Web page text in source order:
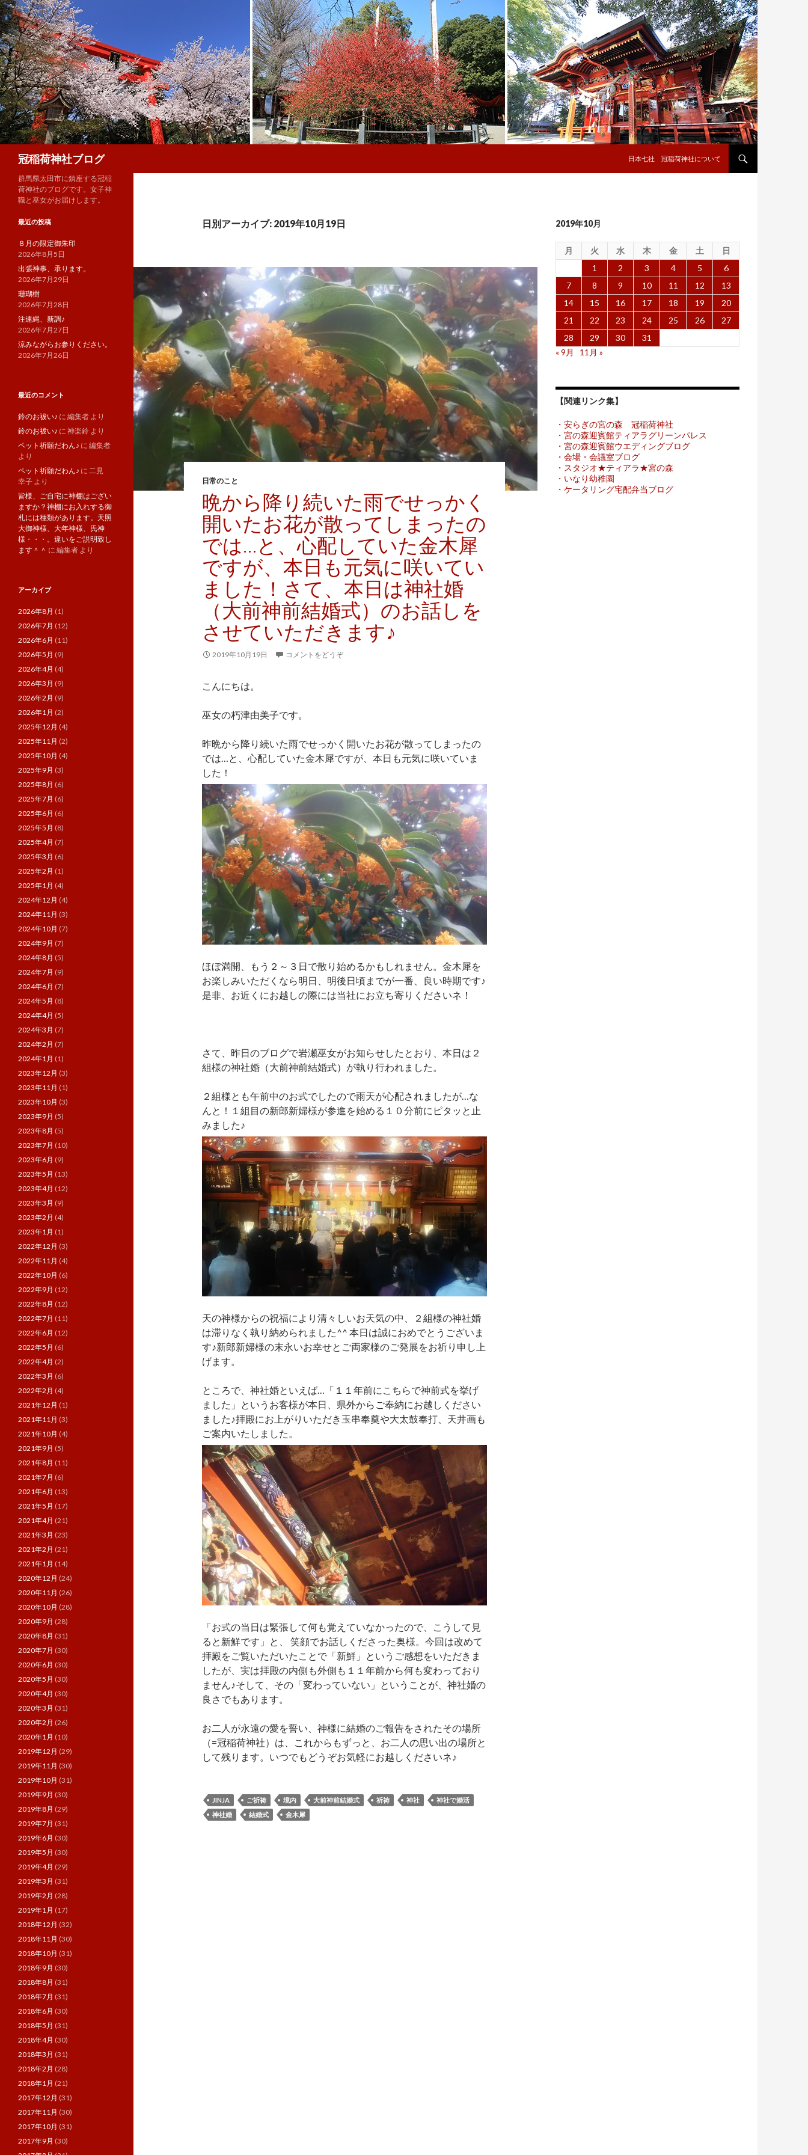
冠稲荷神社ブログ
日本七社 冠稲荷神社について
日別アーカイブ: 2019年10月19日
日常のこと
晩から降り続いた雨でせっかく
開いたお花が散ってしまったの
では…と、心配していた金木犀
ですが、本日も元気に咲いてい
ました！さて、本日は神社婚
（大前神前結婚式）のお話しを
させていただきます♪
2019年10月19日 コメントをどうぞ
こんにちは。
巫女の朽津由美子です。
昨晩から降り続いた雨でせっかく開いたお花が散ってしまったの
では…と、心配していた金木犀ですが、本日も元気に咲いていま
した！
ほぼ満開、もう２～３日で散り始めるかもしれません。金木犀を
お楽しみいただくなら明日、明後日頃までが一番、良い時期です♪
是非、お近くにお越しの際には当社にお立ち寄りくださいネ！
さて、昨日のブログで岩瀬巫女がお知らせしたとおり、本日は２
組様の神社婚（大前神前結婚式）が執り行われました。
２組様とも午前中のお式でしたので雨天が心配されましたが…な
んと！１組目の新郎新婦様が参進を始める１０分前にピタッと止
みました♪
天の神様からの祝福により清々しいお天気の中、２組様の神社婚
は滞りなく執り納められました^^ 本日は誠におめでとうございま
す♪新郎新婦様の末永いお幸せとご両家様のご発展をお祈り申し上
げます。
ところで、神社婚といえば…「１１年前にこちらで神前式を挙げ
ました」というお客様が本日、県外からご奉納にお越しください
ました♪拝殿にお上がりいただき玉串奉奠や大太鼓奉打、天井画も
ご案内いたしました。
「お式の当日は緊張して何も覚えていなかったので、こうして見
ると新鮮です」と、 笑顔でお話しくださった奥様。今回は改めて
拝殿をご覧いただいたことで「新鮮」というご感想をいただきま
したが、実は拝殿の内側も外側も１１年前から何も変わっており
ません♪そして、その「変わっていない」ということが、神社婚の
良さでもあります。
お二人が永遠の愛を誓い、神様に結婚のご報告をされたその場所
（=冠稲荷神社）は、これからもずっと、お二人の思い出の場所と
して残ります。いつでもどうぞお気軽にお越しくださいネ♪
JINJA ご祈祷 境内 大前神前結婚式 祈祷 神社
神社で婚活
神社婚
結婚式 金木犀
2019年10月
月 火 水 木 金 土
日
1
2 3 4 5
6
7
8 9 10 11 12
13
14
15 16 17 18 19
20
21
22 23 24 25 26
27
28
29 30
31
« 9月
11月 »
【関連リンク集】
・安らぎの宮の森 冠稲荷神社
・宮の森迎賓館ティアラグリーンパレス
・宮の森迎賓館ウエディングブログ
・会場・会議室ブログ
・スタジオ★ティアラ★宮の森
・いなり幼稚園
・ケータリング宅配弁当ブログ
群馬県太田市に鎮座する冠稲
荷神社のブログです。女子神
職と巫女がお届けします。
最近の投稿
８月の限定御朱印
2026年8月5日
出張神事、承ります。
2026年7月29日
珊瑚樹
2026年7月28日
注連縄、新調♪
2026年7月27日
涼みながらお参りください。
2026年7月26日
最近のコメント
鈴のお祓い♪ に 編集者 より
鈴のお祓い♪ に 神楽鈴 より
ペット祈願だわん♪ に 編集者
より
ペット祈願だわん♪ に 二見
幸子 より
皆様、ご自宅に神棚はござい
ますか？神棚にお入れする御
札には種類があります。天照
大御神様、大年神様、氏神
様・・・。違いをご説明致し
ます＾＾ に 編集者 より
アーカイブ
2026年8月 (1)
2026年7月 (12)
2026年6月 (11)
2026年5月 (9)
2026年4月 (4)
2026年3月 (9)
2026年2月 (9)
2026年1月 (2)
2025年12月 (4)
2025年11月 (2)
2025年10月 (4)
2025年9月 (3)
2025年8月 (6)
2025年7月 (6)
2025年6月 (6)
2025年5月 (8)
2025年4月 (7)
2025年3月 (6)
2025年2月 (1)
2025年1月 (4)
2024年12月 (4)
2024年11月 (3)
2024年10月 (7)
2024年9月 (7)
2024年8月 (5)
2024年7月 (9)
2024年6月 (7)
2024年5月 (8)
2024年4月 (5)
2024年3月 (7)
2024年2月 (7)
2024年1月 (1)
2023年12月 (3)
2023年11月 (1)
2023年10月 (3)
2023年9月 (5)
2023年8月 (5)
2023年7月 (10)
2023年6月 (9)
2023年5月 (13)
2023年4月 (12)
2023年3月 (9)
2023年2月 (4)
2023年1月 (1)
2022年12月 (3)
2022年11月 (4)
2022年10月 (6)
2022年9月 (12)
2022年8月 (12)
2022年7月 (11)
2022年6月 (12)
2022年5月 (6)
2022年4月 (2)
2022年3月 (6)
2022年2月 (4)
2021年12月 (1)
2021年11月 (3)
2021年10月 (4)
2021年9月 (5)
2021年8月 (11)
2021年7月 (6)
2021年6月 (13)
2021年5月 (17)
2021年4月 (21)
2021年3月 (23)
2021年2月 (21)
2021年1月 (14)
2020年12月 (24)
2020年11月 (26)
2020年10月 (28)
2020年9月 (28)
2020年8月 (31)
2020年7月 (30)
2020年6月 (30)
2020年5月 (30)
2020年4月 (30)
2020年3月 (31)
2020年2月 (26)
2020年1月 (10)
2019年12月 (29)
2019年11月 (30)
2019年10月 (31)
2019年9月 (30)
2019年8月 (29)
2019年7月 (31)
2019年6月 (30)
2019年5月 (30)
2019年4月 (29)
2019年3月 (31)
2019年2月 (28)
2019年1月 (17)
2018年12月 (32)
2018年11月 (30)
2018年10月 (31)
2018年9月 (30)
2018年8月 (31)
2018年7月 (31)
2018年6月 (30)
2018年5月 (31)
2018年4月 (30)
2018年3月 (31)
2018年2月 (28)
2018年1月 (21)
2017年12月 (31)
2017年11月 (30)
2017年10月 (31)
2017年9月 (30)